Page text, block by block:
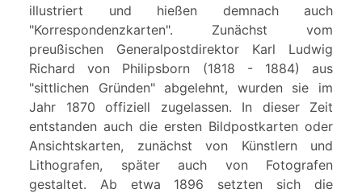
illustriert und hießen demnach auch
"Korrespondenzkarten". Zunächst vom
preußischen Generalpostdirektor Karl Ludwig
Richard von Philipsborn (1818 - 1884) aus
"sittlichen Gründen" abgelehnt, wurden sie im
Jahr 1870 offiziell zugelassen. In dieser Zeit
entstanden auch die ersten Bildpostkarten oder
Ansichtskarten, zunächst von Künstlern und
Lithografen, später auch von Fotografen
gestaltet. Ab etwa 1896 setzten sich die